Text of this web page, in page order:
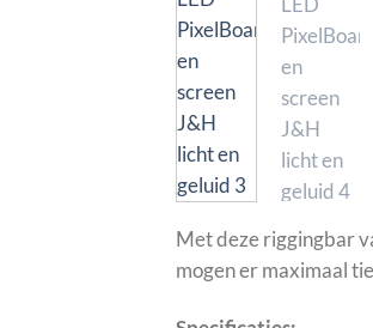
Met deze riggingbar
mogen er maximaal